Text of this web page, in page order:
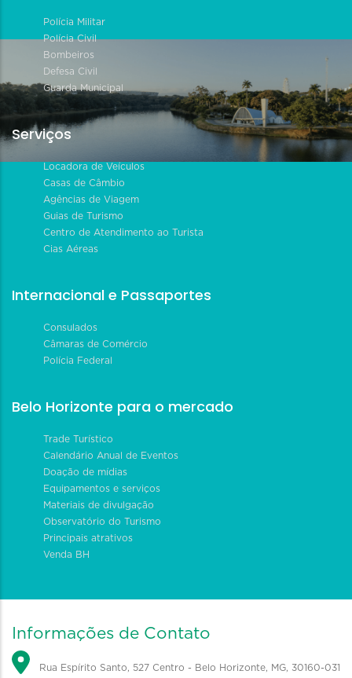
Polícia Militar
Polícia Civil
Bombeiros
Defesa Civil
Guarda Municipal
Serviços
Locadora de Veículos
Casas de Câmbio
Agências de Viagem
Guias de Turismo
Centro de Atendimento ao Turista
Cias Aéreas
Internacional e Passaportes
Consulados
Câmaras de Comércio
Polícia Federal
Belo Horizonte para o mercado
Trade Turístico
Calendário Anual de Eventos
Doação de mídias
Equipamentos e serviços
Materiais de divulgação
Observatório do Turismo
Principais atrativos
Venda BH
Informações de Contato
Rua Espírito Santo, 527 Centro - Belo Horizonte, MG, 30160-031